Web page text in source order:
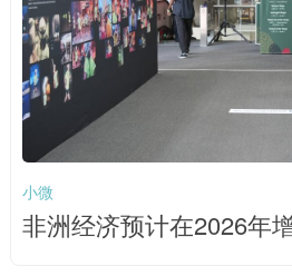
小微
非洲经济预计在2026年